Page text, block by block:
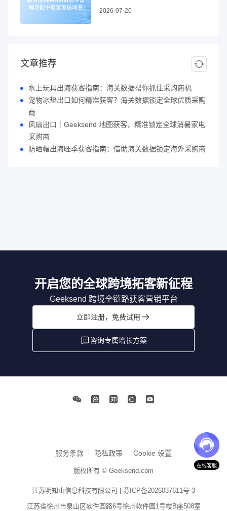
2026-07-20
文章推荐
水上玩具出海获客指南：海关数据帮你抓住采购商机
宠物冰垫出口如何精准获客？海关数据锁定全球优质采购
商
风扇出口｜Geeksend 地图获客，精准锁定全球消暑家电
采购商
防晒帽出海旺季获客指南：借助海关数据锁定海外采购商
开启您的全球跨境拓客新征程
Geeksend 跨境全链路获客营销平台
立即注册，免费试用
咨询专属增长方案
服务条款 隐私政策 Cookie 设置
版权所有 © Geeksend.com
江苏明知山信息科技有限公司 | 苏ICP备2026037611号-3
江苏省徐州市泉山区软件园路6号徐州软件园1号楼B座508室
在线客服